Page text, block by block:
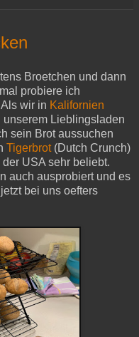
Broetchen und dann
probiere ich
wir in Kalifornien
Lieblingsladen
sein Brot aussuchen
Tigerbrot(Dutch Crunch)
USA sehr beliebt.
auch ausprobiert und es
bei uns oefters